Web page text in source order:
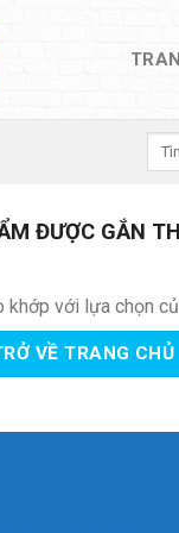
Tìm
ĐƯỢC GẮN
khớp với lựa chọn
VỀ TRANG CHỦ